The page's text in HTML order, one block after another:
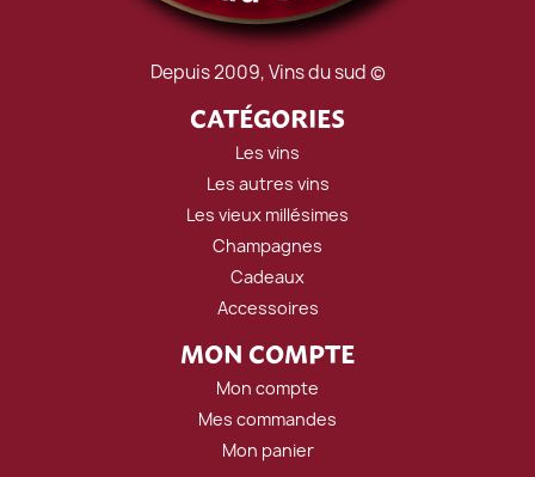
Depuis 2009, Vins du sud ©
CATÉGORIES
Les vins
Les autres vins
Les vieux millésimes
Champagnes
Cadeaux
Accessoires
MON COMPTE
Mon compte
Mes commandes
Mon panier